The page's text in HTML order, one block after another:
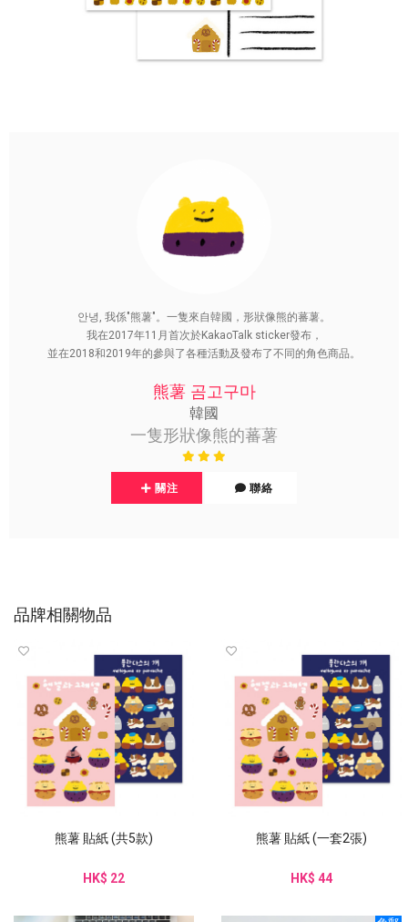
안녕, 我係"熊薯"。一隻來自韓國，形狀像熊的蕃薯。
我在2017年11月首次於KakaoTalk sticker發布，
並在2018和2019年的參與了各種活動及發布了不同的角色商品。
熊薯 곰고구마
韓國
一隻形狀像熊的蕃薯
關注 聯絡
品牌相關物品
熊薯 貼紙 (共5款)
HK$ 22
熊薯 貼紙 (一套2張)
HK$ 44